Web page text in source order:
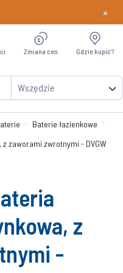
Dowiedz
×
Wszędzie
Zmiana cen Gdzie kupić?
Baterie łazienkowe
z zaworami zwrotnymi - DVGW
z
-